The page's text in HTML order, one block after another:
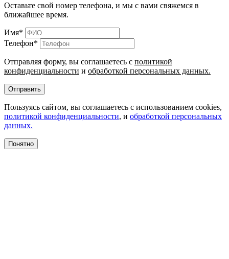
Оставьте свой номер телефона, и мы с вами свяжемся в
ближайшее время.
Имя*
Телефон*
Отправляя форму, вы соглашаетесь с политикой
конфиденциальности и обработкой персональных данных.
Отправить
Пользуясь сайтом, вы соглашаетесь с использованием cookies,
политикой конфиденциальности, и обработкой персональных
данных.
Понятно